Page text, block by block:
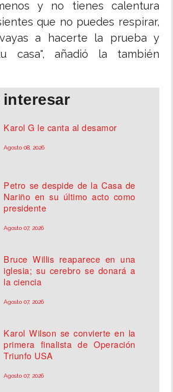
y no tienes calentura
que no puedes respirar,
a hacerte la prueba y
casa", añadió la también
interesar
Karol G le canta al desamor
Agosto 08, 2026
Petro se despide de la Casa de
Nariño en su último acto como
presidente
Agosto 07, 2026
Bruce Willis reaparece en una
iglesia; su cerebro se donará a
la ciencia
Agosto 07, 2026
Karol Wilson se convierte en la
primera finalista de Operación
Triunfo USA
Agosto 07, 2026